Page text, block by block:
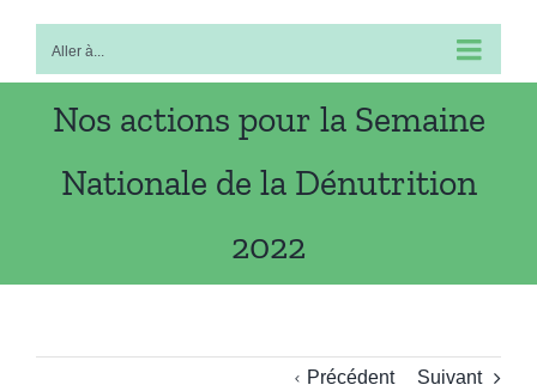
Aller à...
Nos actions pour la Semaine
Nationale de la Dénutrition
2022
Précédent Suivant